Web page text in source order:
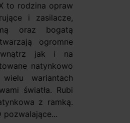
to rodzina opraw
i zasilacze,
oraz bogatą
ogromne
jak i na
natynkowo
wariantach
światła. Rubi
z ramką.
pozwalające...